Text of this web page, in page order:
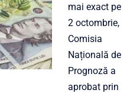
mai exact pe
2 octombrie,
Comisia
Națională de
Prognoză a
aprobat prin